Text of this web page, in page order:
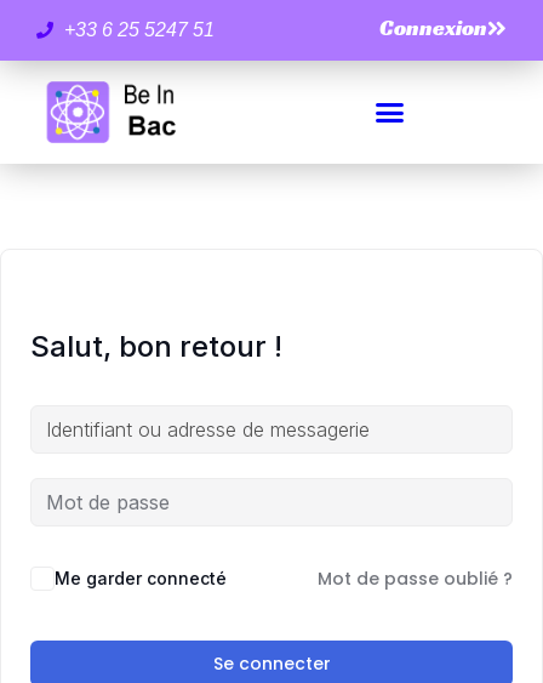
+33 6 25 5247 51 Connexion
Salut, bon retour !
Me garder connecté Mot de passe oublié ?
Se connecter